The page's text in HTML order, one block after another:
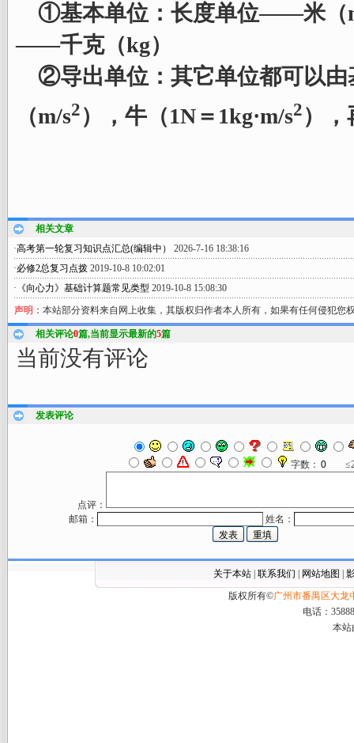
①基本单位：长度单位——米（
——千克（kg）
②导出单位：其它单位都可以由
（m/s2），牛（1N＝1kg·m/s2），
相关文章
·高考第一轮复习知识点汇总(编辑中）
2026-7-16 18:38:16
·必修2总复习点拨 2019-10-8 10:02:01
· 《向心力》基础计算题常见类型 2019-10-8 15:08:30
声明 ：本站部分资料来自网上收集，其版权归作者本人所有，如果有任何侵犯您
相关评论0篇,当前显示最新的5篇
当前没有评论
发表评论
字数：
点评：
邮箱：
姓名：
关于本站| 联系我们 网站地图
版权所有©广州市番禺区大龙
电话：
本站